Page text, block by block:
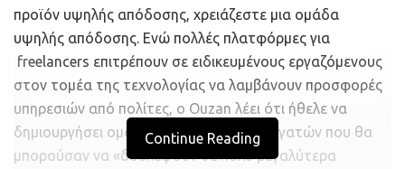
προϊόν υψηλής απόδοσης, χρειάζεστε μια ομάδα
υψηλής απόδοσης. Ενώ πολλές πλατφόρμες για
freelancers επιτρέπουν σε ειδικευμένους εργαζόμενους
στον τομέα της τεχνολογίας να λαμβάνουν προσφορές
υπηρεσιών από πολίτες, ο Ouzan λέει ότι ήθελε να
δημιουργήσει ομάδες κορυφαίων συνεργατών που θα
μπορούσαν να «δουλέψουν σε πολύ μεγαλύτερα
Continue Reading